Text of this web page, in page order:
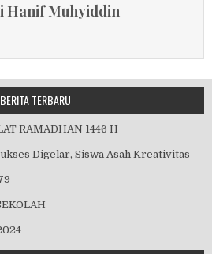
Hanif Muhyiddin
BERITA TERBARU
RAMADHAN 1446 H
Digelar, Siswa Asah Kreativitas